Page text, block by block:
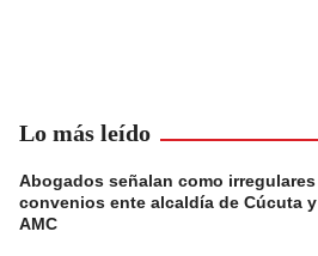
Lo más leído
Abogados señalan como irregulares
convenios ente alcaldía de Cúcuta y
AMC